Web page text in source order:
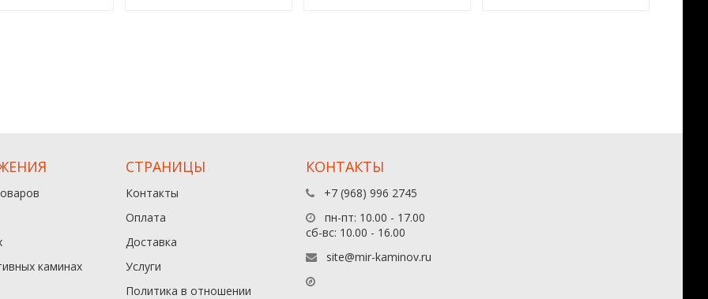
каминах
СТРАНИЦЫ
Контакты
Оплата
Доставка
Услуги
Политика в отношении
КОНТАКТЫ
+7 (968) 996 2745
пн-пт: 10.00 - 17.00
сб-вс: 10.00 - 16.00
site@mir-kaminov.ru